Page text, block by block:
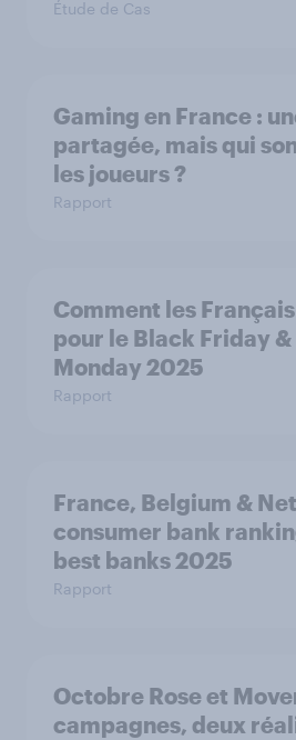
Étude de Cas
Gaming en France :
partagée, mais qui
les joueurs ?
Rapport
Comment les
pour le Black Friday
Monday 2025
Rapport
France, Belgium &
consumer bank
best banks 2025
Rapport
Octobre Rose et
campagnes, deux